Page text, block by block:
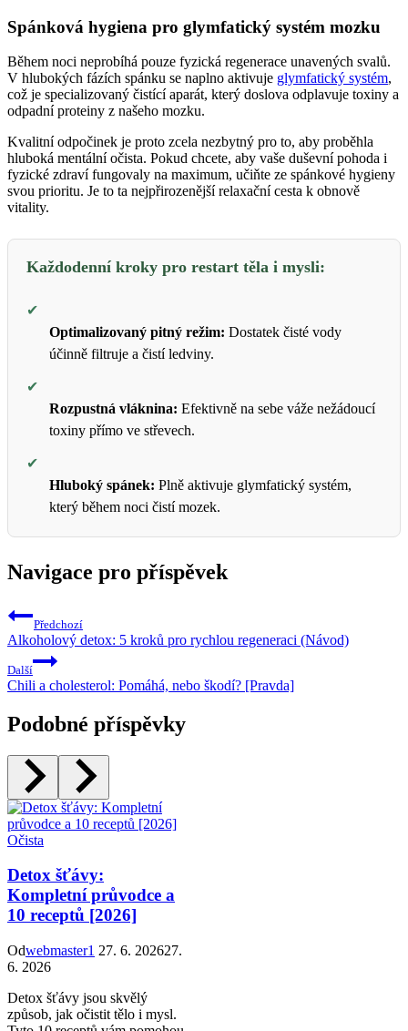
Spánková hygiena pro glymfatický systém mozku
Během noci neprobíhá pouze fyzická regenerace unavených svalů.
V hlubokých fázích spánku se naplno aktivuje glymfatický systém,
což je specializovaný čistící aparát, který doslova odplavuje toxiny a
odpadní proteiny z našeho mozku.
Kvalitní odpočinek je proto zcela nezbytný pro to, aby proběhla
hluboká mentální očista. Pokud chcete, aby vaše duševní pohoda i
fyzické zdraví fungovaly na maximum, učiňte ze spánkové hygieny
svou prioritu. Je to ta nejpřirozenější relaxační cesta k obnově
vitality.
Každodenní kroky pro restart těla i mysli:
✔
Optimalizovaný pitný režim: Dostatek čisté vody
účinně filtruje a čistí ledviny.
✔
Rozpustná vláknina: Efektivně na sebe váže nežádoucí
toxiny přímo ve střevech.
✔
Hluboký spánek: Plně aktivuje glymfatický systém,
který během noci čistí mozek.
Navigace pro příspěvek
Předchozí
Alkoholový detox: 5 kroků pro rychlou regeneraci (Návod)
Další
Chili a cholesterol: Pomáhá, nebo škodí? [Pravda]
Podobné příspěvky
Očista
Detox šťávy:
Kompletní průvodce a
10 receptů [2026]
Odwebmaster1 27. 6. 202627.
6. 2026
Detox šťávy jsou skvělý
způsob, jak očistit tělo i mysl.